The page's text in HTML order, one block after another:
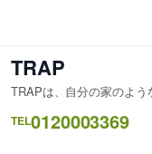
を
ス
キ
ッ
TRAP
TRAPは、自分の家のよ
TEL0120003369